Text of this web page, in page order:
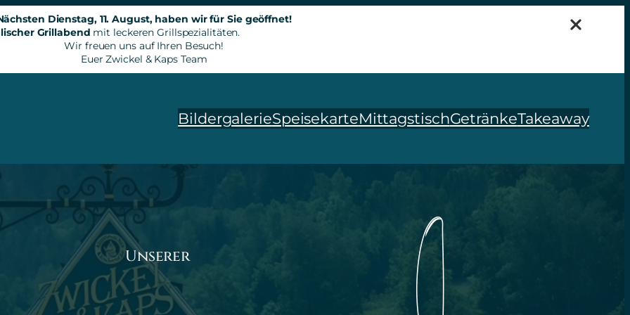
Dienstag, 11. August, haben wir für Sie geöffnet!
Grillabend mit leckeren Grillspezialitäten.
Wir freuen uns auf Ihren Besuch!
Euer Zwickel & Kaps Team
BildergalerieSpeisekarteMittagstischGetränkeTakeaway
Unserer